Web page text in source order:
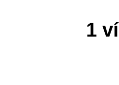
1